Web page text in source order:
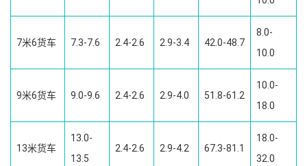
7米6货车 7.3-7.6 2.4-2.6 2.9-3.4 42.0-48.7
8.0-
10.0
9米6货车 9.0-9.6 2.4-2.6 2.9-4.0 51.8-61.2
10.0-
18.0
13米货车
13.0-
13.5
2.4-2.6 2.9-4.2 67.3-81.1
18.0-
32.0